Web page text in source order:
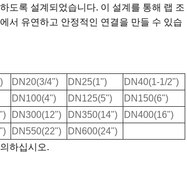
도록 설계되었습니다. 이 설계를 통해 랩 조
서 유연하고 안정적인 연결을 만들 수 있습
DN20(3/4") DN25(1")
DN40(1-1/2")
DN100(4") DN125(5")
DN150(6")
DN300(12") DN350(14")
DN400(16")
DN550(22")
DN600(24")
하십시오.